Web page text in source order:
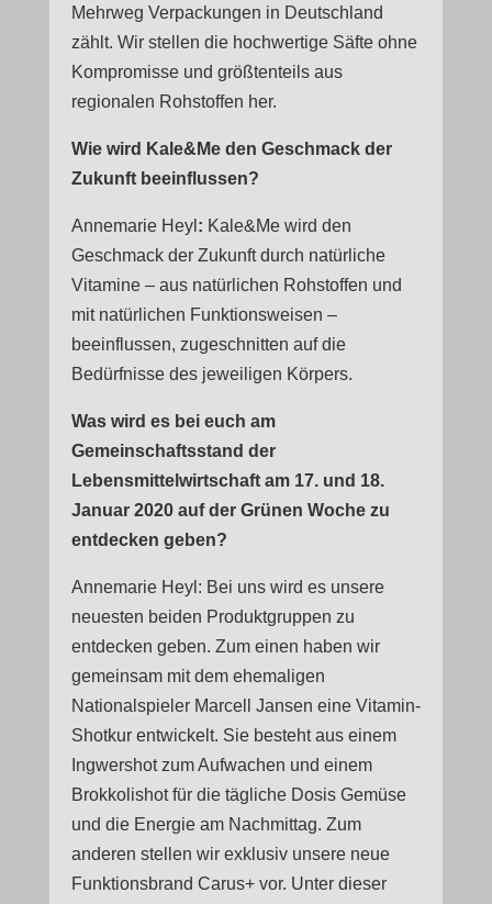
Mehrweg Verpackungen in Deutschland
zählt. Wir stellen die hochwertige Säfte ohne
Kompromisse und größtenteils aus
regionalen Rohstoffen her.
Wie wird Kale&Me den Geschmack der
Zukunft beeinflussen?
Annemarie Heyl : Kale&Me wird den
Geschmack der Zukunft durch natürliche
Vitamine – aus natürlichen Rohstoffen und
mit natürlichen Funktionsweisen –
beeinflussen, zugeschnitten auf die
Bedürfnisse des jeweiligen Körpers.
Was wird es bei euch am
Gemeinschaftsstand der
Lebensmittelwirtschaft am 17. und 18.
Januar 2020 auf der Grünen Woche zu
entdecken geben?
Annemarie Heyl: Bei uns wird es unsere
neuesten beiden Produktgruppen zu
entdecken geben. Zum einen haben wir
gemeinsam mit dem ehemaligen
Nationalspieler Marcell Jansen eine Vitamin-
Shotkur entwickelt. Sie besteht aus einem
Ingwershot zum Aufwachen und einem
Brokkolishot für die tägliche Dosis Gemüse
und die Energie am Nachmittag. Zum
anderen stellen wir exklusiv unsere neue
Funktionsbrand Carus+ vor. Unter dieser